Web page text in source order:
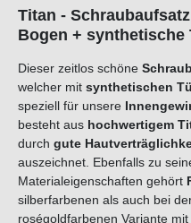
Titan -
Bogen + synthetische
Dieser zeitlos schöne
welcher mit synthetischen
speziell für unsere
besteht aus hochwertigem
durch gute
auszeichnet. Ebenfalls zu
Materialeigenschaften gehört
silberfarbenen als auch bei
roségoldfarbenen Variante mit